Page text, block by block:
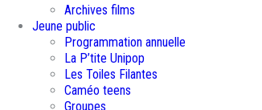
Archives films
Jeune public
Programmation annuelle
La P’tite Unipop
Les Toiles Filantes
Caméo teens
Groupes